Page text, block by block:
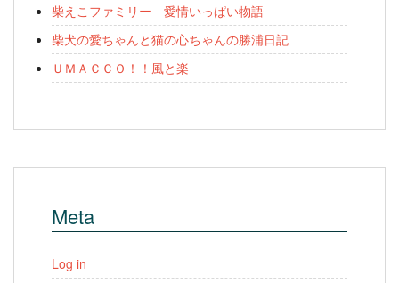
柴えこファミリー 愛情いっぱい物語
柴犬の愛ちゃんと猫の心ちゃんの勝浦日記
ＵＭＡＣＣＯ！！風と楽
Meta
Log in